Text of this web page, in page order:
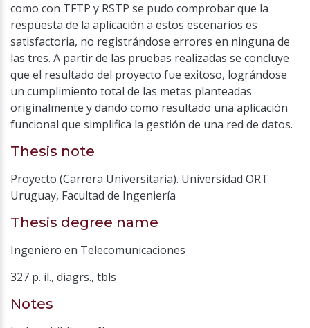
como con TFTP y RSTP se pudo comprobar que la
respuesta de la aplicación a estos escenarios es
satisfactoria, no registrándose errores en ninguna de
las tres. A partir de las pruebas realizadas se concluye
que el resultado del proyecto fue exitoso, lográndose
un cumplimiento total de las metas planteadas
originalmente y dando como resultado una aplicación
funcional que simplifica la gestión de una red de datos.
Thesis note
Proyecto (Carrera Universitaria). Universidad ORT
Uruguay, Facultad de Ingeniería
Thesis degree name
Ingeniero en Telecomunicaciones
327 p. il., diagrs., tbls
Notes